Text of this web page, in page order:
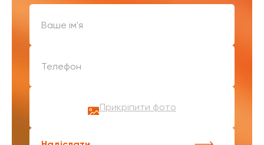
Прикріпити фото